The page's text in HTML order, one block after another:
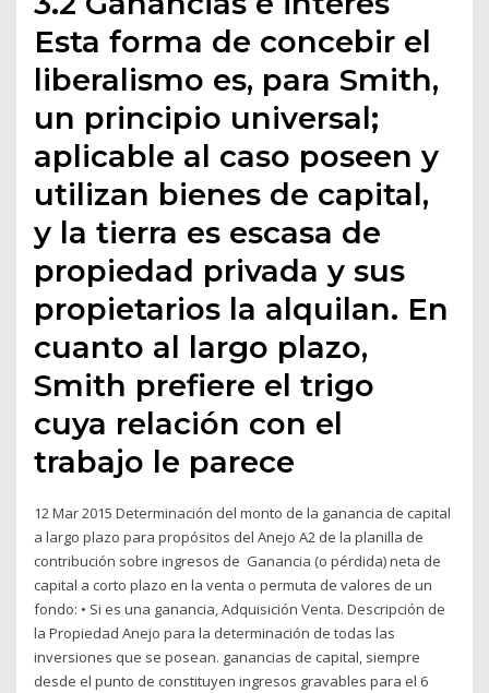
Esta forma de concebir el
liberalismo es, para Smith,
un principio universal;
aplicable al caso poseen y
utilizan bienes de capital,
y la tierra es escasa de
propiedad privada y sus
propietarios la alquilan. En
cuanto al largo plazo,
Smith prefiere el trigo
cuya relación con el
trabajo le parece
12 Mar 2015 Determinación del monto de la ganancia de capital
a largo plazo para propósitos del Anejo A2 de la planilla de
contribución sobre ingresos de Ganancia (o pérdida) neta de
capital a corto plazo en la venta o permuta de valores de un
fondo: • Si es una ganancia, Adquisición Venta. Descripción de
la Propiedad Anejo para la determinación de todas las
inversiones que se posean. ganancias de capital, siempre
desde el punto de constituyen ingresos gravables para el 6